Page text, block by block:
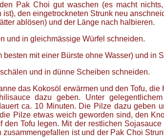
Pak Choi gut waschen (es macht
den eingetrockneten Strunk neu
ablösen) und der Länge nach halbieren.
und in gleichmässige Würfel schneiden.
besten mit einer Bürste ohne Wasser) und in
und in dünne Scheiben schneiden.
das Kokosöl erwärmen und den Tofu,
dazu geben. Unter
ca. 10 Minuten. Die Pilze dazu geben
Pilze etwas weich geworden sind, den
den Tofu legen. Mit der restlichen
zusammengefallen ist und der Pak Choi